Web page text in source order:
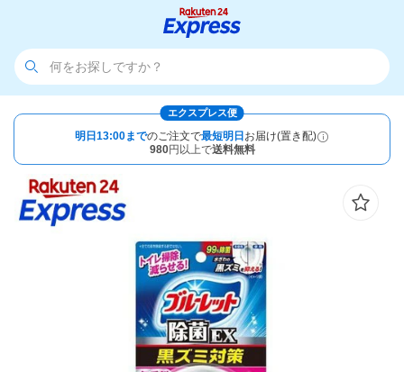
エクスプレス便
明日13:00までのご注文で最短明日 お届け(置き配)
980円以上で送料無料